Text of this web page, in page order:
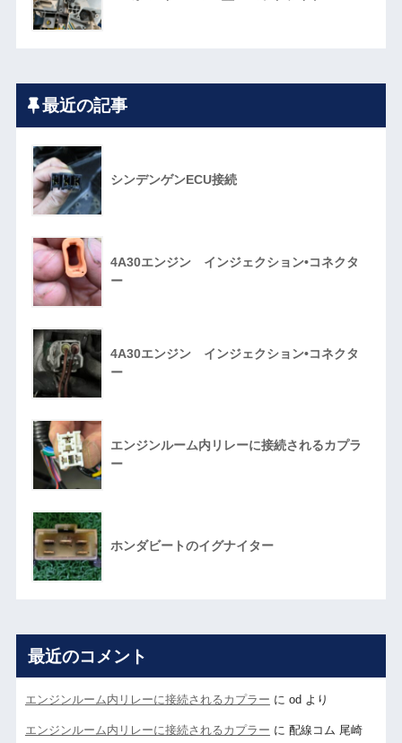
最近の記事
シンデンゲンECU接続
4A30エンジン インジェクション•コネクタ
ー
4A30エンジン インジェクション•コネクタ
ー
エンジンルーム内リレーに接続されるカプラ
ー
ホンダビートのイグナイター
最近のコメント
エンジンルーム内リレーに接続されるカプラー に od より
エンジンルーム内リレーに接続されるカプラー に 配線コム 尾崎